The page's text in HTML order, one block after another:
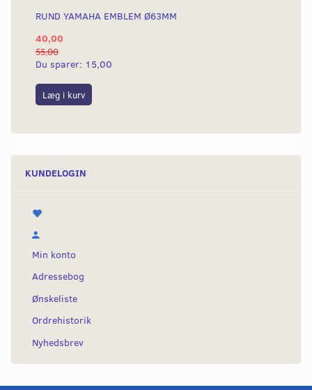
RUND YAMAHA EMBLEM Ø63MM
40,00
55,00
Du sparer: 15,00
Læg i kurv
KUNDELOGIN
Min konto
Adressebog
Ønskeliste
Ordrehistorik
Nyhedsbrev